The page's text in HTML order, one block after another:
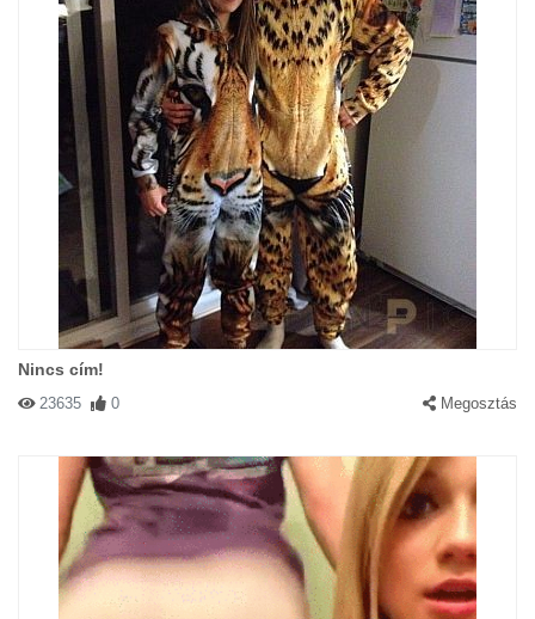
Nincs cím!
23635 0 Megosztás